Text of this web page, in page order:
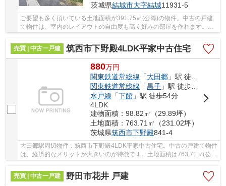
茨城県結城市大字結城11931-5
ご要望も多く頂いている土地面積が391.75㎡(公簿)の物件。中古の戸建
て物件は、室内のレイアウトの自由度も高く好みの部屋を作れます。建
売買 | 中古一戸建
筑西市下野殿4LDK平家中古住宅
880万円
関東鉄道常総線 「大田郷 」駅 徒歩27分
関東鉄道常総線 「黒子 」駅 徒歩33分
水戸線 「下館 」駅 徒歩54分
4LDK
建物面積：98.82㎡（29.89坪）
土地面積：763.71㎡（231.02坪）
茨城県筑西市下野殿841-4
大田郷駅周辺物件：筑西市下野殿4LDK平家中古住宅。中古の戸建て物件
は、経済的なメリットが大きいのが特徴です。土地面積は763.71㎡(公
簿)あります。平坦地の物件は、庭の使いやすさ...
売買 | 中古一戸建
野田市花井 戸建